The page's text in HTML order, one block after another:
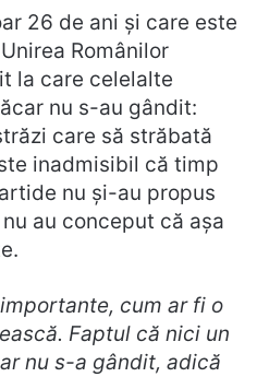
26 de ani și care este
Românilor
la care celelalte
nu s-au gândit:
care să străbată
inadmisibil că timp
nu și-au propus
au conceput că așa
cum ar fi o
Faptul că nici un
nu s-a gândit, adică